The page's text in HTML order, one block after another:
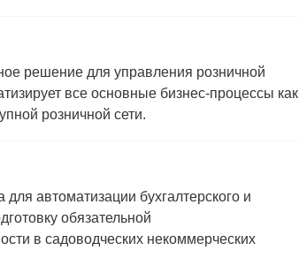
решение для управления розничной
все основные бизнес-процессы как
розничной сети.
автоматизации бухгалтерского и
обязательной
в садоводческих некоммерческих